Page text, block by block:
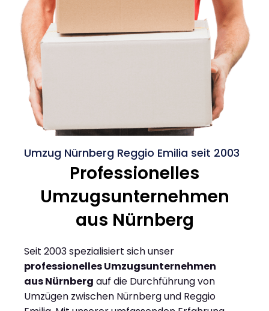
Umzug Nürnberg Reggio Emilia seit 2003
Professionelles
Umzugsunternehmen
aus Nürnberg
Seit 2003 spezialisiert sich unser
professionelles Umzugsunternehmen
aus Nürnberg auf die Durchführung von
Umzügen zwischen Nürnberg und Reggio